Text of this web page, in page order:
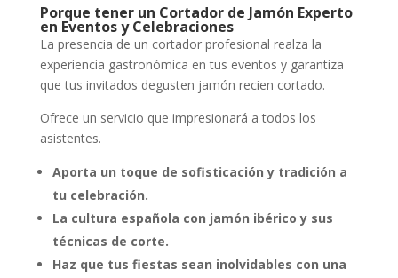
Porque tener un Cortador de Jamón Experto
en Eventos y Celebraciones
La presencia de un cortador profesional realza la
experiencia gastronómica en tus eventos y garantiza
que tus invitados degusten jamón recien cortado.
Ofrece un servicio que impresionará a todos los
asistentes.
Aporta un toque de sofisticación y tradición a
tu celebración.
La cultura española con jamón ibérico y sus
técnicas de corte.
Haz que tus fiestas sean inolvidables con una